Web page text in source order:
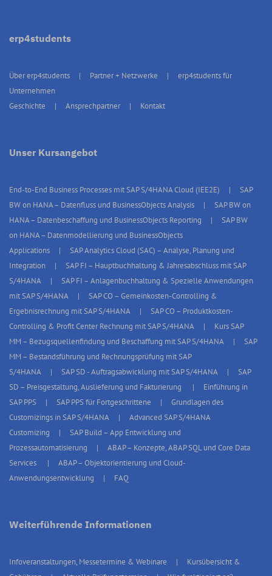
erp4students
Über erp4students Partner + Netzwerke
erp4students für
Unternehmen
Geschichte
Ansprechpartner Kontakt
Unser Kursangebot
End-to-End Business Processes mit SAP S/4HANA Cloud (IEE2E)
SAP
BW on HANA – Datenfluss und BusinessObjects Analysis
SAP BW on
HANA – Datenbeschaffung und BusinessObjects Reporting
SAP BW
on HANA – Datenmodellierung und BusinessObjects
Applications
SAP Analytics Cloud (SAC) – Analyse, Planung und
Integration
SAP FI – Hauptbuchhaltung & Jahresabschluss mit SAP
S/4HANA
SAP FI – Anlagenbuchhaltung & Spezielle Anwendungen
mit SAP S/4HANA
SAP CO – Gemeinkosten-Controlling &
Ergebnisrechnung mit SAP S/4HANA
SAP CO – Produktkosten-
Controlling & Profit Center Rechnung mit SAP S/4HANA
Kurs SAP
MM – Bezugsquellenfindung und Beschaffung mit SAP S/4HANA
SAP
MM – Bestandsführung und Rechnungsprüfung mit SAP
S/4HANA
SAP SD - Auftragsabwicklung mit SAP S/4HANA
SAP
SD – Preisgestaltung, Auslieferung und Fakturierung
Einführung in
SAP PPS
SAP PPS für Fortgeschrittene
Grundlagen des
Customizings in SAP S/4HANA
Advanced SAP S/4HANA
Customizing
SAP Build – App Entwicklung und
Prozessautomatisierung
ABAP – Konzepte, ABAP SQL und Core Data
Services
ABAP – Objektorientierung und Cloud-
Anwendungsentwicklung
FAQ
Weiterführende Informationen
Infoveranstaltungen, Messetermine & Webinare
Kursübersicht &